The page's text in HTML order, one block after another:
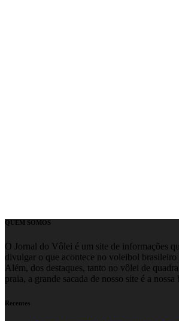
QUEM SOMOS
O Jornal do Vôlei é um site de informações
divulgar o que acontece no voleibol brasileiro
Além, dos destaques, tanto no vôlei de
praia, a grande sacada de nosso site é a
Recentes